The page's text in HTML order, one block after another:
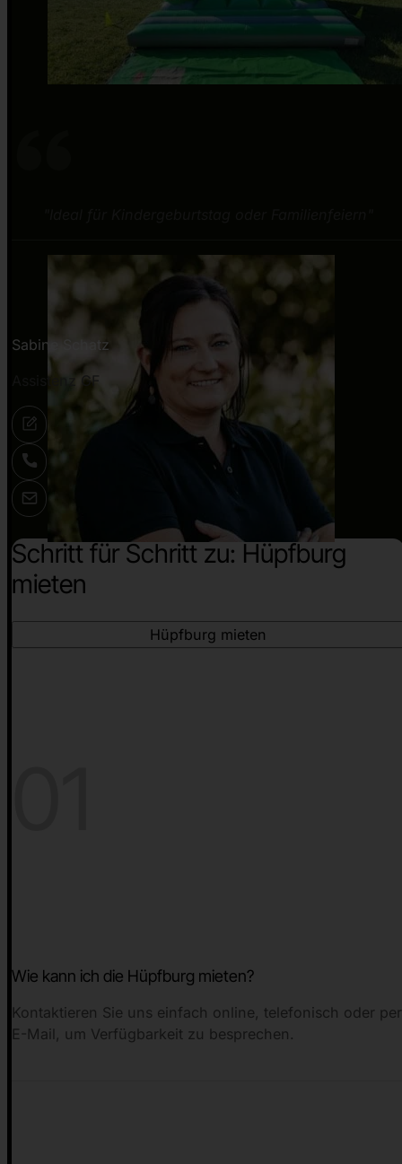
Sabine Schatz
Assistenz GF
Schritt für Schritt zu: Hüpfburg
mieten
Hüpfburg mieten
Wie kann ich die Hüpfburg mieten?
Kontaktieren Sie uns einfach online, telefonisch oder per
E-Mail, um Verfügbarkeit zu besprechen.